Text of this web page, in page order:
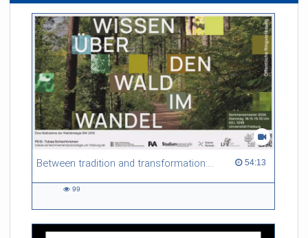
Between tradition and transformation: how owners, advisers and institutions co-create knowledge for resilient forests in Europe 54:13
54:13 duration
99